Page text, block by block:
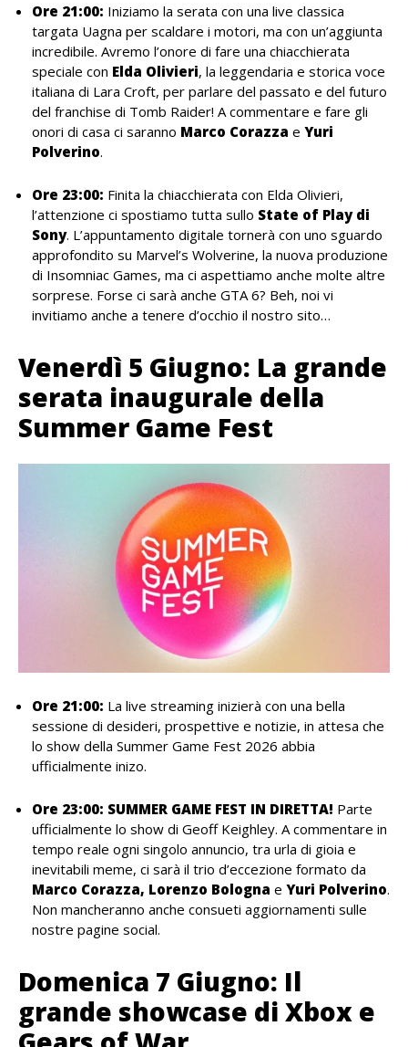
Ore 21:00: Iniziamo la serata con una live classica
targata Uagna per scaldare i motori, ma con un’aggiunta
incredibile. Avremo l’onore di fare una chiacchierata
speciale con Elda Olivieri, la leggendaria e storica voce
italiana di Lara Croft, per parlare del passato e del futuro
del franchise di Tomb Raider! A commentare e fare gli
onori di casa ci saranno Marco Corazza e Yuri
Polverino.
Ore 23:00: Finita la chiacchierata con Elda Olivieri,
l’attenzione ci spostiamo tutta sullo State of Play di
Sony. L’appuntamento digitale tornerà con uno sguardo
approfondito su Marvel’s Wolverine, la nuova produzione
di Insomniac Games, ma ci aspettiamo anche molte altre
sorprese. Forse ci sarà anche GTA 6? Beh, noi vi
invitiamo anche a tenere d’occhio il nostro sito…
Venerdì 5 Giugno: La grande
serata inaugurale della
Summer Game Fest
Ore 21:00: La live streaming inizierà con una bella
sessione di desideri, prospettive e notizie, in attesa che
lo show della Summer Game Fest 2026 abbia
ufficialmente inizo.
Ore 23:00: SUMMER GAME FEST IN DIRETTA! Parte
ufficialmente lo show di Geoff Keighley. A commentare in
tempo reale ogni singolo annuncio, tra urla di gioia e
inevitabili meme, ci sarà il trio d’eccezione formato da
Marco Corazza, Lorenzo Bologna e Yuri Polverino.
Non mancheranno anche consueti aggiornamenti sulle
nostre pagine social.
Domenica 7 Giugno: Il
grande showcase di Xbox e